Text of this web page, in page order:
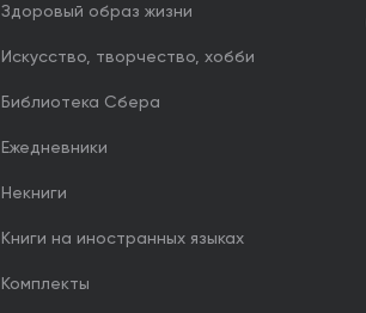
Здоровый образ жизни
Искусство, творчество, хобби
Библиотека Сбера
Ежедневники
Некниги
Книги на иностранных языках
Комплекты